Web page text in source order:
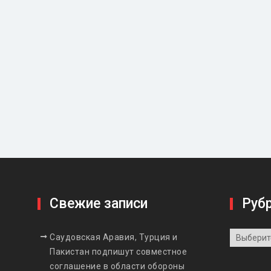
Свежие записи
Саудовская Аравия, Турция и
Пакистан подпишут совместное
соглашение в области обороны
Рубрики